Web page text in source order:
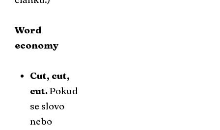
Word
economy
Cut, cut,
cut.Pokud
se slovo
nebo